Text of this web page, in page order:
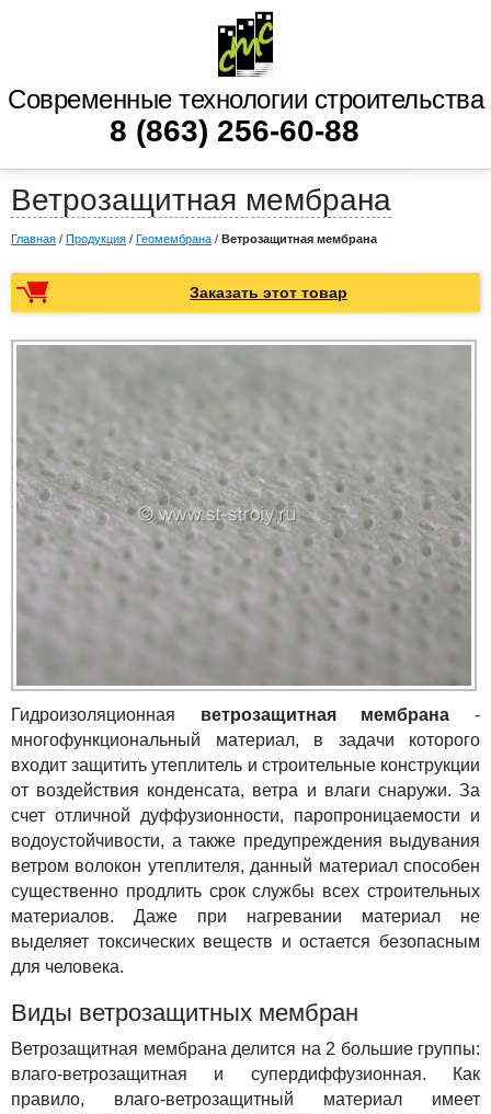
Современные технологии строительства
8 (863) 256-60-88
Ветрозащитная мембрана
Главная / Продукция / Геомембрана / Ветрозащитная мембрана
Заказать этот товар
Гидроизоляционная ветрозащитная мембрана -
многофункциональный материал, в задачи которого
входит защитить утеплитель и строительные конструкции
от воздействия конденсата, ветра и влаги снаружи. За
счет отличной дуффузионности, паропроницаемости и
водоустойчивости, а также предупреждения выдувания
ветром волокон утеплителя, данный материал способен
существенно продлить срок службы всех строительных
материалов. Даже при нагревании материал не
выделяет токсических веществ и остается безопасным
для человека.
Виды ветрозащитных мембран
Ветрозащитная мембрана делится на 2 большие группы:
влаго-ветрозащитная и супердиффузионная. Как
правило, влаго-ветрозащитный материал имеет